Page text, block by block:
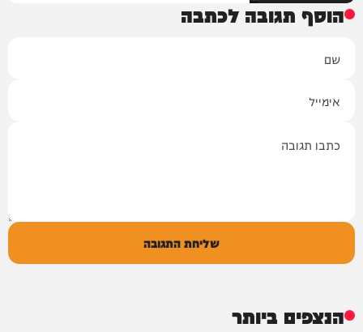
הוסף תגובה לכתבה
שליחת התגובה
הנצפים ביותר